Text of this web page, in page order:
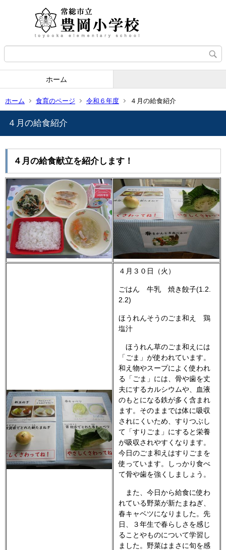
ホーム
ホーム 食育のページ 令和６年度 ４月の給食紹介
４月の給食紹介
４月の給食献立を紹介します！
４月３０日（火）
ごはん 牛乳 焼き餃子(1.2.
2.2)
ほうれんそうのごま和え 鶏
塩汁
ほうれん草のごま和えには
「ごま」が使われています。
和え物やスープによく使われ
る「ごま」には、骨や歯を丈
夫にするカルシウムや、血液
のもとになる鉄が多く含まれ
ます。そのままでは体に吸収
されにくいため、すりつぶし
て「すりごま」にすると栄養
が吸収されやすくなります。
今日のごま和えはすりごまを
使っています。しっかり食べ
て骨や歯を強くしましょう。
また、今日から給食に使わ
れている野菜が新たまねぎ、
春キャベツになりました。先
日、３年生で春らしさを感じ
ることやものについて学習し
ました。野菜はまさに旬を感